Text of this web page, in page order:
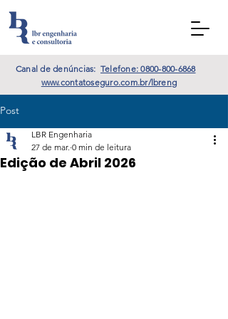
Canal de denúncias: Telefone: 0800-800-6868
www.contatoseguro.com.br/lbreng
Post
Edição de Abril 2026
LBR Engenharia
27 de mar. 0 min de leitura